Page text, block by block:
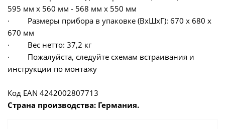
595 мм x 560 мм - 568 мм x 550 мм
· Размеры прибора в упаковке (ВхШхГ): 670 x 680 x
670 мм
· Вес нетто: 37,2 кг
· Пожалуйста, следуйте схемам встраивания и
инструкции по монтажу
Код EAN 4242002807713
Страна производства: Германия.